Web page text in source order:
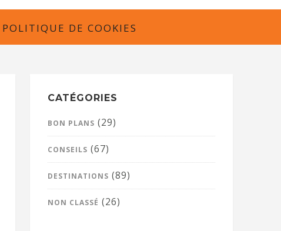
POLITIQUE DE COOKIES
CATÉGORIES
BON PLANS (29)
CONSEILS (67)
DESTINATIONS (89)
NON CLASSÉ (26)